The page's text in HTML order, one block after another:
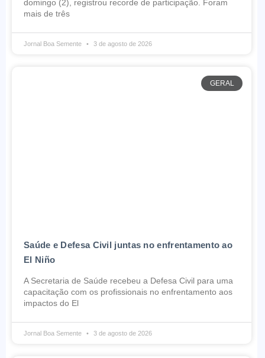
domingo (2), registrou recorde de participação. Foram
mais de três
Jornal Boa Semente 3 de agosto de 2026
GERAL
Saúde e Defesa Civil juntas no enfrentamento ao
El Niño
A Secretaria de Saúde recebeu a Defesa Civil para uma
capacitação com os profissionais no enfrentamento aos
impactos do El
Jornal Boa Semente 3 de agosto de 2026